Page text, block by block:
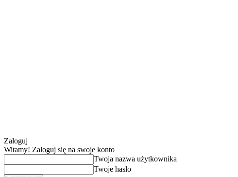
Zaloguj
Witamy! Zaloguj się na swoje konto
Twoja nazwa użytkownika
Twoje hasło